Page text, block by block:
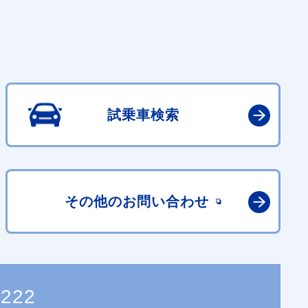
試乗車検索
その他のお問い合わせ